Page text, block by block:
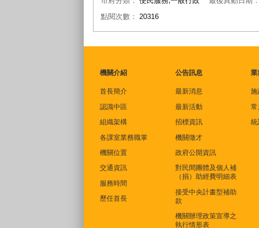
點閱次數： 20316
機關介紹
首長簡介
認識中區
組織架構
各課室業務職掌
機關位置
交通資訊
服務時間
歷任首長
公告訊息
最新消息
最新活動
招標資訊
機關徵才
政府公開資訊
對民間團體及個人補
（捐）助經費明細表
接受中央計畫型補助
款
機關辦理政策宣導之
執行情形表
業
施
常
統